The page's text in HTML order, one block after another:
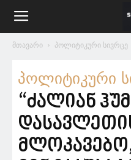
მთავარი პოლიტიკური სივრცე
პოლიტიკური
“ძალიან